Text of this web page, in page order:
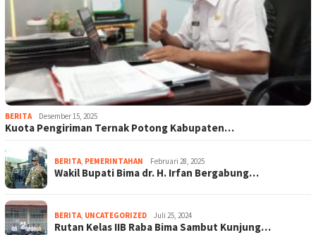
BERITA Desember 15, 2025
Kuota Pengiriman Ternak Potong Kabupaten…
BERITA, PEMERINTAHAN Februari 28, 2025
Wakil Bupati Bima dr. H. Irfan Bergabung…
BERITA, UNCATEGORIZED Juli 25, 2024
Rutan Kelas IIB Raba Bima Sambut Kunjung…